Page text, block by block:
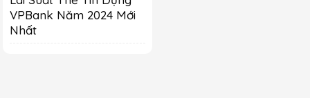
VPBank Năm 2024 Mới
Nhất